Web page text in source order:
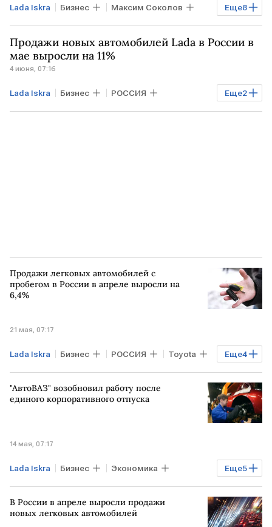
Еще8
Lada Iskra Бизнес Максим Соколов
Антон Силуанов АвтоВАЗ Lada
Сбербанк Lada Niva Legend
Lada X-Cross 5
Продажи новых автомобилей Lada в России в
мае выросли на 11%
4 июня, 07:16
Еще2
Lada Iskra Бизнес РОССИЯ
Lada Niva Legend Lada X-Cross 5
Продажи легковых автомобилей с
пробегом в России в апреле выросли на
6,4%
21 мая, 07:17
Еще4
Lada Iskra Бизнес РОССИЯ Toyota
Kia Hyundai Lada Niva Legend
Lada X-Cross 5
"АвтоВАЗ" возобновил работу после
единого корпоративного отпуска
14 мая, 07:17
Еще5
Lada Iskra Бизнес Экономика
ТОЛЬЯТТИ Ижевск АвтоВАЗ
Lada Niva Legend Lada X-Cross 5
В России в апреле выросли продажи
новых легковых автомобилей